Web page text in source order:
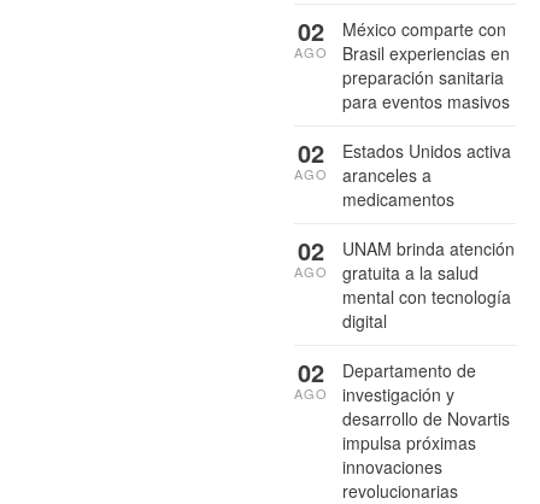
México comparte con
Brasil experiencias en
preparación sanitaria
para eventos masivos
02
AGO
Estados Unidos activa
aranceles a
medicamentos
02
AGO
UNAM brinda atención
gratuita a la salud
mental con tecnología
digital
02
AGO
Departamento de
investigación y
desarrollo de Novartis
impulsa próximas
innovaciones
revolucionarias
02
AGO